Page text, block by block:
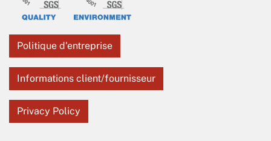
Politique d'entreprise
Informations client/fournisseur
Privacy Policy